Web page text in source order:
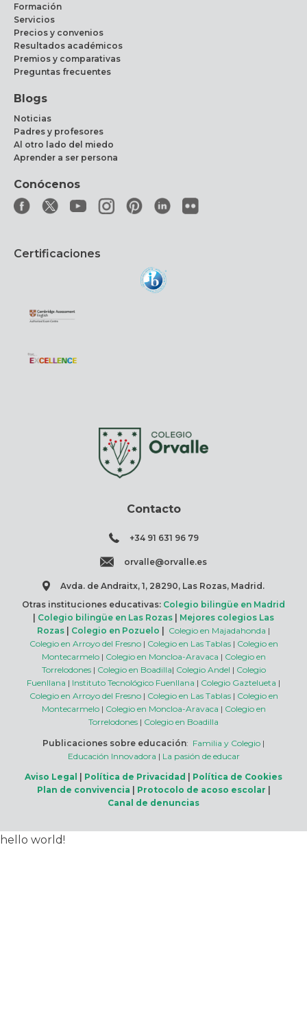
Formación
Servicios
Precios y convenios
Resultados académicos
Premios y comparativas
Preguntas frecuentes
Blogs
Noticias
Padres y profesores
Al otro lado del miedo
Aprender a ser persona
Conócenos
Certificaciones
Contacto
+34 91 631 96 79
orvalle@orvalle.es
Avda. de Andraitx, 1, 28290, Las Rozas, Madrid.
Otras instituciones educativas: Colegio bilingüe en Madrid
| Colegio bilingüe en Las Rozas | Mejores colegios Las
Rozas | Colegio en Pozuelo | Colegio en Majadahonda |
Colegio en Arroyo del Fresno| Colegio en Las Tablas| Colegio en
Montecarmelo| Colegio en Moncloa-Aravaca | Colegio en
Torrelodones| Colegio en Boadilla| Colegio Andel | Colegio
Fuenllana | Instituto Tecnológico Fuenllana | Colegio Gaztelueta |
Colegio en Arroyo del Fresno| Colegio en Las Tablas| Colegio en
Montecarmelo| Colegio en Moncloa-Aravaca | Colegio en
Torrelodones | Colegio en Boadilla
Publicaciones sobre educación: Familia y Colegio |
Educación Innovadora | La pasión de educar
Aviso Legal | Política de Privacidad | Política de Cookies
Plan de convivencia | Protocolo de acoso escolar |
Canal de denuncias
hello world!